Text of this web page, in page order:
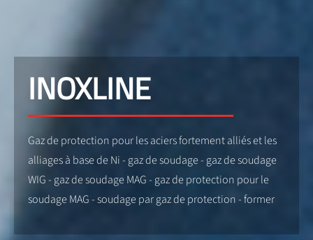
INOXLINE
Gaz de protection pour les aciers fortement alliés et les
alliages à base de Ni - gaz de soudage - gaz de soudage
WIG - gaz de soudage MAG - gaz de protection pour le
soudage MAG - soudage par gaz de protection - former